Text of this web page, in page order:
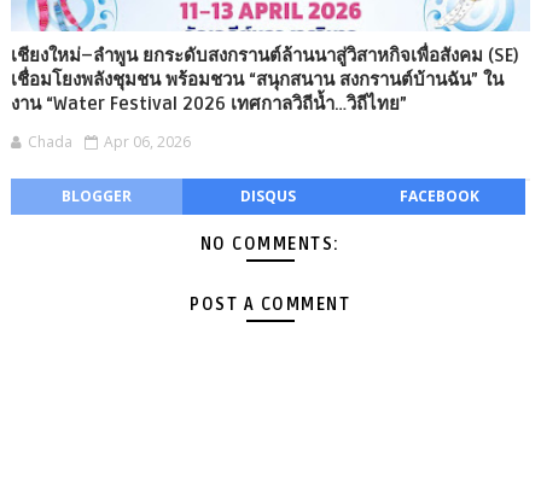
เชียงใหม่–ลำพูน ยกระดับสงกรานต์ล้านนาสู่วิสาหกิจเพื่อสังคม (SE)
เชื่อมโยงพลังชุมชน พร้อมชวน “สนุกสนาน สงกรานต์บ้านฉัน” ใน
งาน “Water Festival 2026 เทศกาลวิถีน้ำ…วิถีไทย”
Chada Apr 06, 2026
BLOGGER DISQUS FACEBOOK
NO COMMENTS:
POST A COMMENT